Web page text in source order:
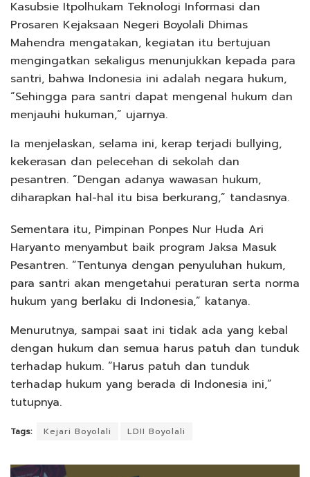
Kasubsie Itpolhukam Teknologi Informasi dan
Prosaren Kejaksaan Negeri Boyolali Dhimas
Mahendra mengatakan, kegiatan itu bertujuan
mengingatkan sekaligus menunjukkan kepada para
santri, bahwa Indonesia ini adalah negara hukum,
“Sehingga para santri dapat mengenal hukum dan
menjauhi hukuman,” ujarnya.
Ia menjelaskan, selama ini, kerap terjadi bullying,
kekerasan dan pelecehan di sekolah dan
pesantren. “Dengan adanya wawasan hukum,
diharapkan hal-hal itu bisa berkurang,” tandasnya.
Sementara itu, Pimpinan Ponpes Nur Huda Ari
Haryanto menyambut baik program Jaksa Masuk
Pesantren. “Tentunya dengan penyuluhan hukum,
para santri akan mengetahui peraturan serta norma
hukum yang berlaku di Indonesia,” katanya.
Menurutnya, sampai saat ini tidak ada yang kebal
dengan hukum dan semua harus patuh dan tunduk
terhadap hukum. “Harus patuh dan tunduk
terhadap hukum yang berada di Indonesia ini,”
tutupnya.
Tags: Kejari Boyolali LDII Boyolali